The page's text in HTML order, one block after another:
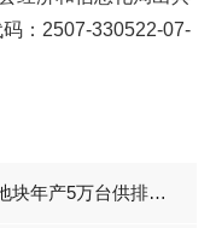
： 2507-330522-07-
余政工出【2024】14号地块年产5万台供排水设备项目